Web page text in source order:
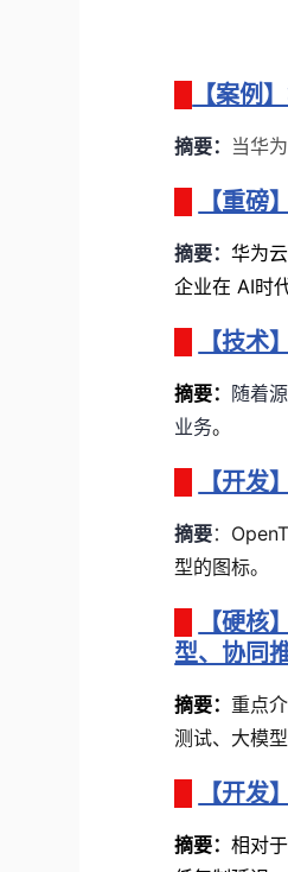
【案例
摘要： 当华
【重
摘要：华为
企业在 AI时
【技术
摘要： 随着
业务。
【开
摘要：
型的图标。
【硬
型、协同
摘要： 重点
测试、大模
【开
摘要：相对